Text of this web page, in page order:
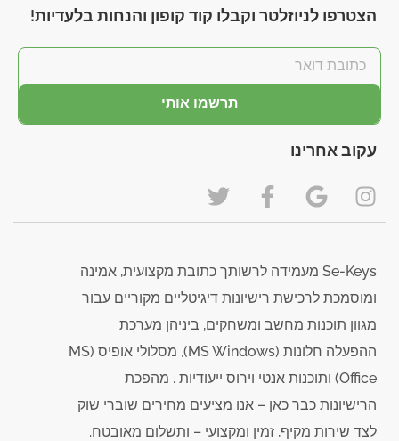
הצטרפו לניוזלטר וקבלו קוד קופון והנחות בלעדיות!
תרשמו אותי
עקוב אחרינו
Se-Keys מעמידה לרשותך כתובת מקצועית, אמינה
ומוסמכת לרכישת רישיונות דיגיטליים מקוריים עבור
מגוון תוכנות מחשב ומשחקים, ביניהן מערכת
ההפעלה חלונות (MS Windows), מסלולי אופיס (MS
Office) ותוכנות אנטי וירוס ייעודיות . מהפכת
הרישיונות כבר כאן – אנו מציעים מחירים שוברי שוק
לצד שירות מקיף, זמין ומקצועי – ותשלום מאובטח.